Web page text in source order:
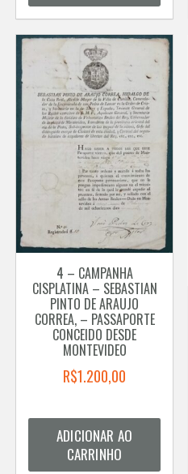
4 – CAMPANHA
CISPLATINA – SEBASTIAN
PINTO DE ARAUJO
CORREA, – PASSAPORTE
CONCEIDO DESDE
MONTEVIDEO
R$1.200,00
ADICIONAR AO
CARRINHO